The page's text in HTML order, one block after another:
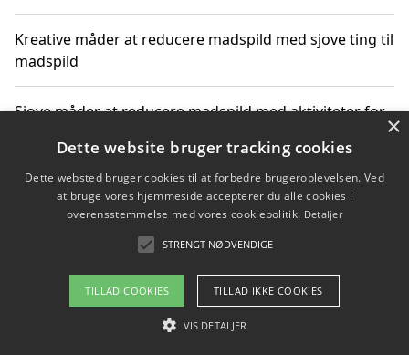
Kreative måder at reducere madspild med sjove ting til
madspild
Sjove måder at reducere madspild med aktiviteter for
Hvor finder jeg nemme måltidskasser i Vejle
Om / kontakt
Blog Betingelser
×
Dette website bruger tracking cookies
Dette websted bruger cookies til at forbedre brugeroplevelsen. Ved
at bruge vores hjemmeside accepterer du alle cookies i
overensstemmelse med vores cookiepolitik. Detaljer
STRENGT NØDVENDIGE
TILLAD COOKIES TILLAD IKKE COOKIES
VIS DETALJER